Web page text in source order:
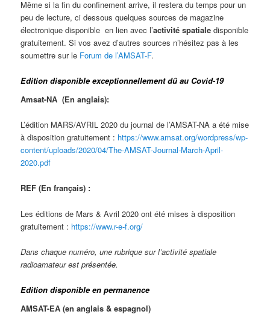
Même si la fin du confinement arrive, il restera du temps pour un
peu de lecture, ci dessous quelques sources de magazine
électronique disponible en lien avec l’activité spatiale disponible
gratuitement. Si vos avez d’autres sources n’hésitez pas à les
soumettre sur le Forum de l’AMSAT-F.
Edition disponible exceptionnellement dû au Covid-19
Amsat-NA (En anglais):
L’édition MARS/AVRIL 2020 du journal de l’AMSAT-NA a été mise
à disposition gratuitement : https://www.amsat.org/wordpress/wp-
content/uploads/2020/04/The-AMSAT-Journal-March-April-
2020.pdf
REF (En français) :
Les éditions de Mars & Avril 2020 ont été mises à disposition
gratuitement : https://www.r-e-f.org/
Dans chaque numéro, une rubrique sur l’activité spatiale
radioamateur est présentée.
Edition disponible en permanence
AMSAT-EA (en anglais & espagnol)